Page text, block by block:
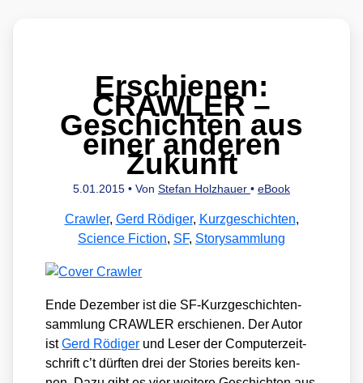
Erschienen:
CRAWLER –
Geschichten aus
einer anderen
Zukunft
5.01.2015 • Von Stefan Holzhauer • eBook
Crawler, Gerd Rödiger, Kurzgeschichten,
Science Fiction, SF, Storysammlung
Ende Dezem­ber ist die SF-Kurz­ge­schich­ten­
samm­lung CRAWLER erschie­nen. Der Autor
istGerd Rödi­ger und Leser der Com­pu­ter­zeit­
schrift c’t dürf­ten drei der Sto­ries bereits ken­